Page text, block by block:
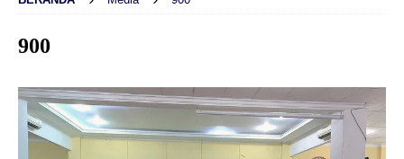
900